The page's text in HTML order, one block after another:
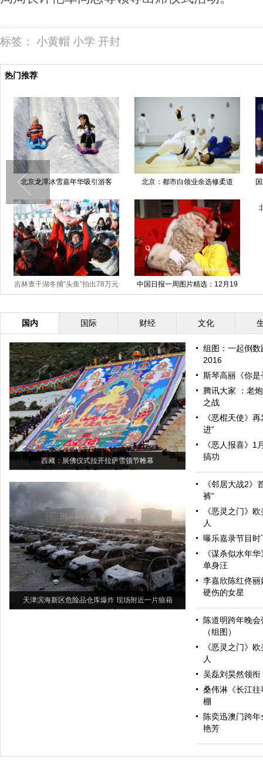
标签： 小黄帽 小学 开封
热门推荐
北京龙潭冰雪嘉年华吸引游客 北京：都市白领业余选修柔道
吉林查干湖冬捕“头鱼”拍出78万元
天价
中国日报一周图片精选：12月19
日—25日
国内 国际 财经 文化
西藏：展佛仪式拉开拉萨雪顿节帷幕
天津滨海新区危险品仓库爆炸 现场附近一片狼藉
组图：一起倒
2016
斯琴高丽《你
腾讯大家 ：老
之战
《恶棍天使》
进”
《恶人报喜》1
搞功
《邻居大战2》
裤”
《恶灵之门》
人
曝乐嘉录节目
《谋杀似水年
单身汪
李嘉欣陈红佟
硬伤的女星
陈道明跨年晚
（组图）
《恶灵之门》
人
吴磊刘昊然领衔
桑伟淋《长江
棚
陈奕迅澳门跨
艳芳